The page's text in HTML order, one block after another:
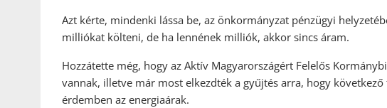
Azt kérte, mindenki lássa be, az önkormányzat pénzügyi
milliókat költeni, de ha lennének milliók, akkor sincs áram.
Hozzátette még, hogy az Aktív Magyarországért Felelős
vannak, illetve már most elkezdték a gyűjtés arra, hogy
érdemben az energiaárak.